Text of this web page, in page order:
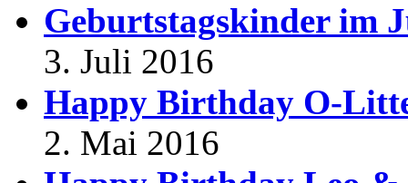
Geburtstagskinder im
3. Juli 2016
Happy Birthday O-
2. Mai 2016